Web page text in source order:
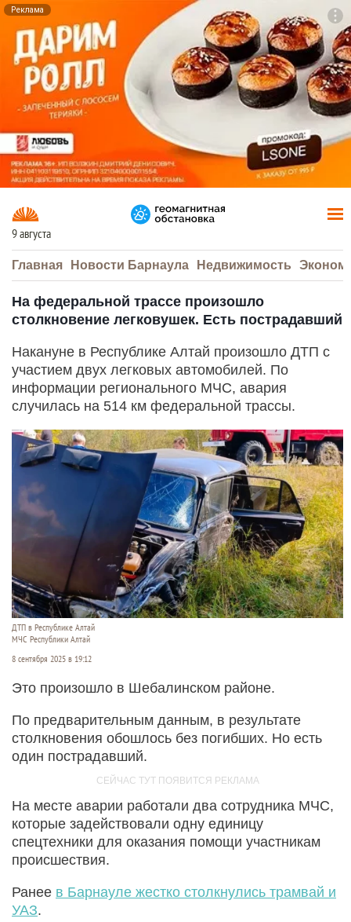
Реклама
9 августа
Главная Новости Барнаула Недвижимость
На федеральной трассе произошло
столкновение легковушек. Есть пострадавший
Накануне в Республике Алтай произошло ДТП с
участием двух легковых автомобилей. По
информации регионального МЧС, авария
случилась на 514 км федеральной трассы.
ДТП в Республике Алтай
МЧС Республики Алтай
8 сентября 2025 в 19:12
Это произошло в Шебалинском районе.
По предварительным данным, в результате
столкновения обошлось без погибших. Но есть
один пострадавший.
На месте аварии работали два сотрудника МЧС,
которые задействовали одну единицу
спецтехники для оказания помощи участникам
происшествия.
Ранее в Барнауле жестко столкнулись трамвай и
УАЗ.